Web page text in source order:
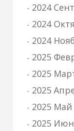
2024
2024
2024
2025
2025
2025
2025 Май
2025